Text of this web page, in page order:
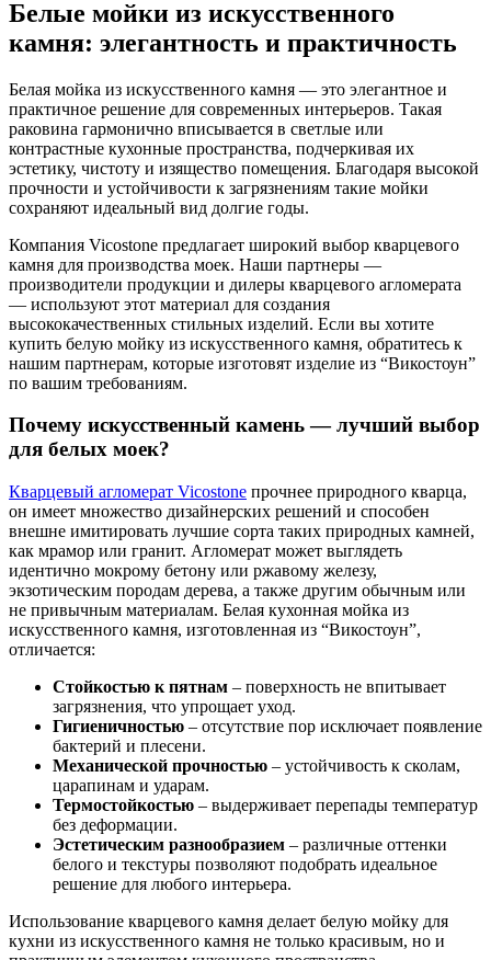
Белые мойки из искусственного
камня: элегантность и практичность
Белая мойка из искусственного камня — это элегантное и
практичное решение для современных интерьеров. Такая
раковина гармонично вписывается в светлые или
контрастные кухонные пространства, подчеркивая их
эстетику, чистоту и изящество помещения. Благодаря высокой
прочности и устойчивости к загрязнениям такие мойки
сохраняют идеальный вид долгие годы.
Компания Vicostone предлагает широкий выбор кварцевого
камня для производства моек. Наши партнеры —
производители продукции и дилеры кварцевого агломерата
— используют этот материал для создания
высококачественных стильных изделий. Если вы хотите
купить белую мойку из искусственного камня, обратитесь к
нашим партнерам, которые изготовят изделие из “Викостоун”
по вашим требованиям.
Почему искусственный камень — лучший выбор
для белых моек?
Кварцевый агломерат Vicostone прочнее природного кварца,
он имеет множество дизайнерских решений и способен
внешне имитировать лучшие сорта таких природных камней,
как мрамор или гранит. Агломерат может выглядеть
идентично мокрому бетону или ржавому железу,
экзотическим породам дерева, а также другим обычным или
не привычным материалам. Белая кухонная мойка из
искусственного камня, изготовленная из “Викостоун”,
отличается:
Стойкостью к пятнам – поверхность не впитывает
загрязнения, что упрощает уход.
Гигиеничностью – отсутствие пор исключает появление
бактерий и плесени.
Механической прочностью – устойчивость к сколам,
царапинам и ударам.
Термостойкостью – выдерживает перепады температур
без деформации.
Эстетическим разнообразием – различные оттенки
белого и текстуры позволяют подобрать идеальное
решение для любого интерьера.
Использование кварцевого камня делает белую мойку для
кухни из искусственного камня не только красивым, но и